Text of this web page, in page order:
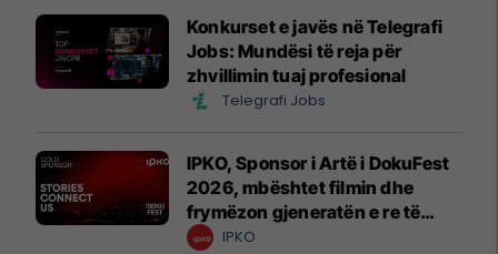
Konkurset e javës në Telegrafi
Jobs: Mundësi të reja për
zhvillimin tuaj profesional
Telegrafi Jobs
IPKO, Sponsor i Artë i DokuFest
2026, mbështet filmin dhe
frymëzon gjeneratën e re të
krijuesve
IPKO